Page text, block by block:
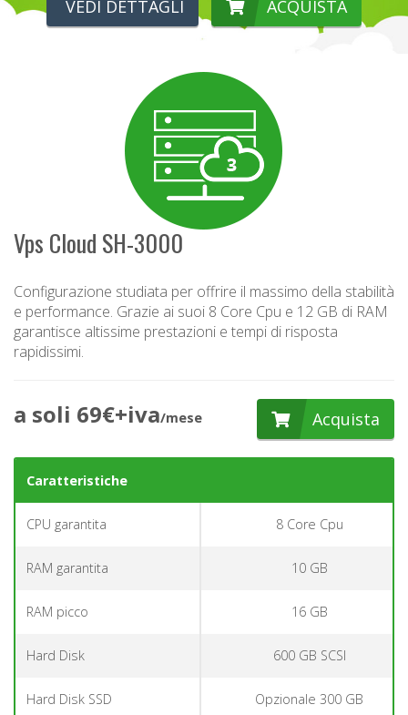
VEDI DETTAGLI ACQUISTA
Vps Cloud SH-3000
Configurazione studiata per offrire il massimo della stabilità
e performance. Grazie ai suoi 8 Core Cpu e 12 GB di RAM
garantisce altissime prestazioni e tempi di risposta
rapidissimi.
a soli 69€+iva/mese Acquista
Caratteristiche
CPU garantita 8 Core Cpu
RAM garantita 10 GB
RAM picco 16 GB
Hard Disk 600 GB SCSI
Hard Disk SSD Opzionale 300 GB